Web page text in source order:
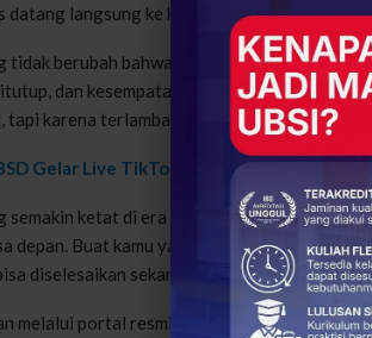
datang langsung ke kampus. Praktis, cepat,
tidak berubah bahwa deadline tetap
dan kesempatan untuk mendapatkan
tapi karena terlambat mengambil langkah.
Gelar Live TikTok Q&A untuk
ketat di era digital, keputusan kecil
depan. Buat kamu yang sudah punya rencana
diselesaikan sekarang.
melalui portal resmi PMB UBSI dihttps://